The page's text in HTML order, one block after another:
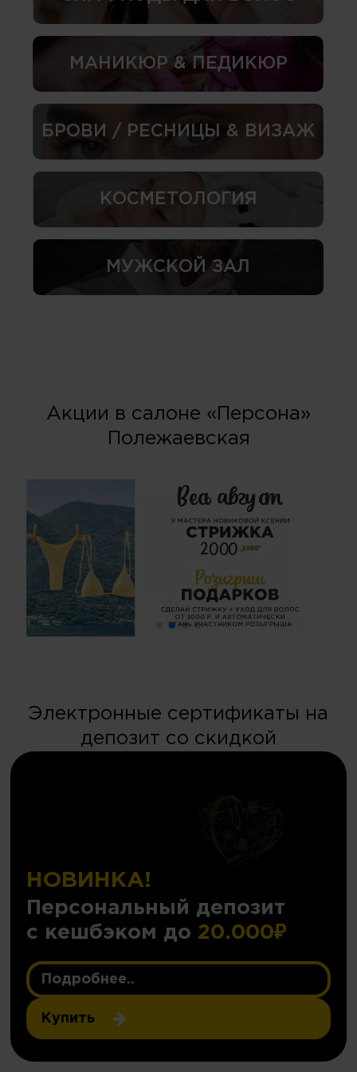
МАНИКЮР & ПЕДИКЮР
БРОВИ / РЕСНИЦЫ & ВИЗАЖ
КОСМЕТОЛОГИЯ
МУЖСКОЙ ЗАЛ
Акции в салоне «Персона»
Полежаевская
Электронные сертификаты на
депозит со скидкой
НОВИНКА!
Персональный депозит
с кешбэком до 20.000₽
Подробнее..
Купить